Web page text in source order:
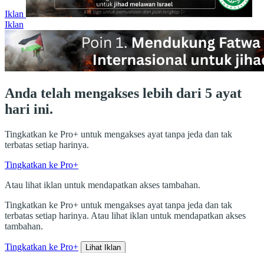
Iklan
Iklan
Anda telah mengakses lebih dari 5 ayat
hari ini.
Tingkatkan ke Pro+ untuk mengakses ayat tanpa jeda dan tak
terbatas setiap harinya.
Tingkatkan ke Pro+
Atau lihat iklan untuk mendapatkan akses tambahan.
Tingkatkan ke Pro+ untuk mengakses ayat tanpa jeda dan tak
terbatas setiap harinya. Atau lihat iklan untuk mendapatkan akses
tambahan.
Tingkatkan ke Pro+ Lihat Iklan